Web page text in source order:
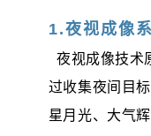
1.夜视成像
夜视成像技术
过收集夜间目
星月光、大气